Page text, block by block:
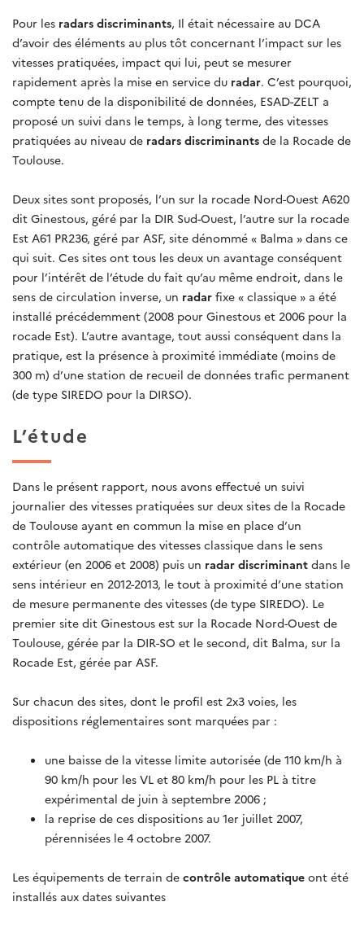
Pour les radars discriminants, Il était nécessaire au DCA
d’avoir des éléments au plus tôt concernant l’impact sur les
vitesses pratiquées, impact qui lui, peut se mesurer
rapidement après la mise en service du radar. C’est pourquoi,
compte tenu de la disponibilité de données, ESAD-ZELT a
proposé un suivi dans le temps, à long terme, des vitesses
pratiquées au niveau de radars discriminants de la Rocade de
Toulouse.
Deux sites sont proposés, l’un sur la rocade Nord-Ouest A620
dit Ginestous, géré par la DIR Sud-Ouest, l’autre sur la rocade
Est A61 PR236, géré par ASF, site dénommé « Balma » dans ce
qui suit. Ces sites ont tous les deux un avantage conséquent
pour l’intérêt de l’étude du fait qu’au même endroit, dans le
sens de circulation inverse, un radar fixe « classique » a été
installé précédemment (2008 pour Ginestous et 2006 pour la
rocade Est). L’autre avantage, tout aussi conséquent dans la
pratique, est la présence à proximité immédiate (moins de
300 m) d’une station de recueil de données trafic permanent
(de type SIREDO pour la DIRSO).
L’étude
Dans le présent rapport, nous avons effectué un suivi
journalier des vitesses pratiquées sur deux sites de la Rocade
de Toulouse ayant en commun la mise en place d’un
contrôle automatique des vitesses classique dans le sens
extérieur (en 2006 et 2008) puis un radar discriminant dans le
sens intérieur en 2012-2013, le tout à proximité d’une station
de mesure permanente des vitesses (de type SIREDO). Le
premier site dit Ginestous est sur la Rocade Nord-Ouest de
Toulouse, gérée par la DIR-SO et le second, dit Balma, sur la
Rocade Est, gérée par ASF.
Sur chacun des sites, dont le profil est 2x3 voies, les
dispositions réglementaires sont marquées par :
une baisse de la vitesse limite autorisée (de 110 km/h à
90 km/h pour les VL et 80 km/h pour les PL à titre
expérimental de juin à septembre 2006 ;
la reprise de ces dispositions au 1er juillet 2007,
pérennisées le 4 octobre 2007.
Les équipements de terrain de contrôle automatique ont été
installés aux dates suivantes